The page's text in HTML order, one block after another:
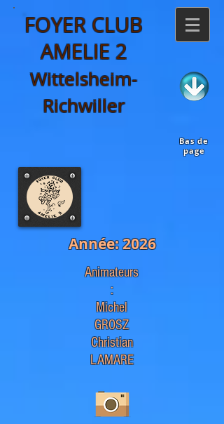
FOYER CLUB
AMELIE 2
Wittelsheim-
Richwiller
Bas de
page
Année: 2026
Animateurs
:
Michel
GROSZ
Christian
LAMARE